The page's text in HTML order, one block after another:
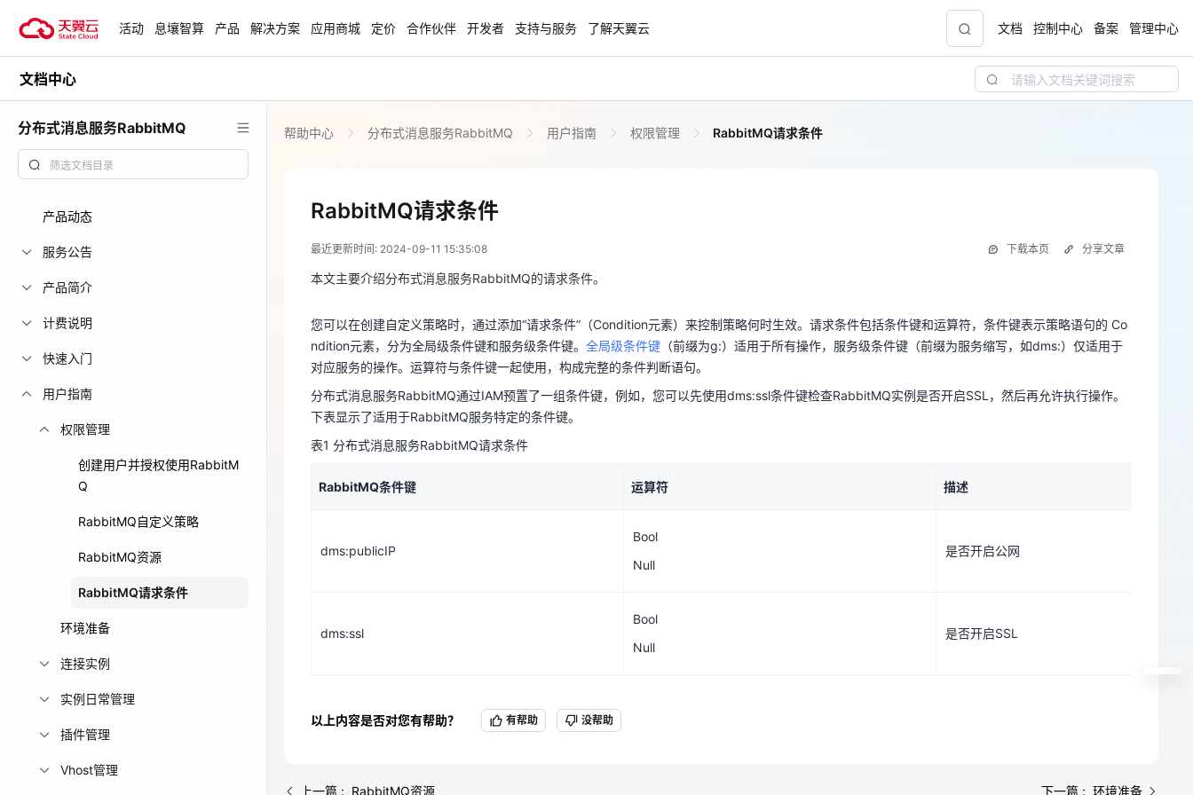
试用，产品折扣等，助您降本增
818 天翼云云智盛典 NEW 安全隔离版OpenClaw NEW
青云志云端助力计划
一站式科研助手，海外资源安全访问平台，助
力青年翼展宏图，平步青云
“一云多芯、一云多态”,国产化软件全面适配，
国家云助力中小企业腾飞，高额上云补贴重磅
上线
爆款云主机全场特惠，2核4G只要1.8折起！
加入成为云推官，推荐新用户注册下单得现金
免费活动
多款云产品免费试用，快来开启云上之旅 您的洞察，重塑科技边界
活动 息壤智算 产品 解决方案 应用商城 定价 合作伙伴 开发者 支持与服务 了解天翼云 文档 控制中心 备案 管理中心
文档中心
分布式消息服务RabbitMQ
产品动态
服务公告
产品简介
计费说明
快速入门
用户指南
权限管理
创建用户并授权使用RabbitM
Q
RabbitMQ自定义策略
RabbitMQ资源
RabbitMQ请求条件
环境准备
连接实例
实例日常管理
插件管理
Vhost管理
帮助中心 分布式消息服务RabbitMQ 用户指南 权限管理 RabbitMQ请求条件
RabbitMQ请求条件
最近更新时间: 2024-09-11 15:35:08 下载本页
2024-09-11 07:35:08
您可以在创建自定义策略时，通过添加“请求条件”（Condition元素）来控制策略何时生效。请求条件包括条件键和运算符，条件键表示策略语句的 Co
ndition元素，分为全局级条件键和服务级条件键。全局级条件键
分布式消息服务RabbitMQ通过IAM预置了一组条件键，例如，您可以先使用dms:ssl条件键检查RabbitMQ实例是否开启SSL，然后再允许执行操作。
下表显示了适用于RabbitMQ服务特定的条件键。
表1 分布式消息服务RabbitMQ请求条件
RabbitMQ条件键
dms:publicIP
Null
是否开启公网
dms:ssl 是否开启SSL
分享文章
本文主要介绍分布式消息服务RabbitMQ的请求条件。
您可以在创建自定义策略时，通过添加“请求条件”（Condition元素）来控制策略何时生效。请求条件包括条件键和运算符，条件键表示策略语句的 Co
ndition元素，分为全局级条件键和服务级条件键。 全局级条件键 （前缀为g:）适用于所有操作，服务级条件键（前缀为服务缩写，如dms:）仅适用于
对应服务的操作。运算符与条件键一起使用，构成完整的条件判断语句。
分布式消息服务RabbitMQ通过IAM预置了一组条件键，例如，您可以先使用dms:ssl条件键检查RabbitMQ实例是否开启SSL，然后再允许执行操作。
下表显示了适用于RabbitMQ服务特定的条件键。
表1 分布式消息服务RabbitMQ请求条件
RabbitMQ条件键 运算符 描述
dms:publicIP
Bool
Null
是否开启公网
dms:ssl
Bool
Null
是否开启SSL
以上内容是否对您有帮助？ 有帮助 没帮助
上一篇 : RabbitMQ资源 下一篇 : 环境准备